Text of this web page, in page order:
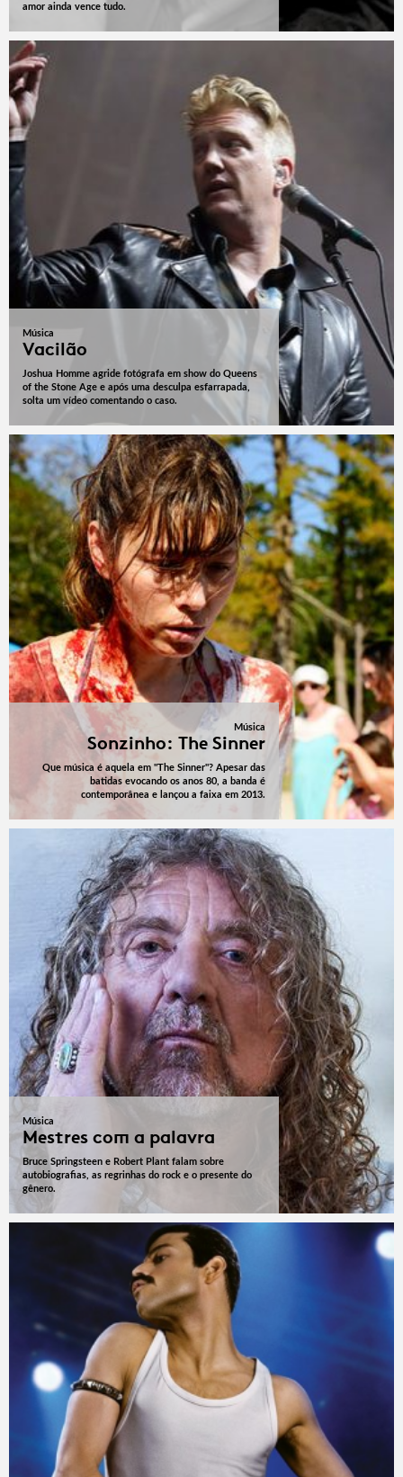
amor ainda vence tudo.
Música
Vacilão
Joshua Homme agride fotógrafa em show do Queens
of the Stone Age e após uma desculpa esfarrapada,
solta um vídeo comentando o caso.
Música
Sonzinho: The Sinner
Que música é aquela em "The Sinner"? Apesar das
batidas evocando os anos 80, a banda é
contemporânea e lançou a faixa em 2013.
Música
Mestres com a palavra
Bruce Springsteen e Robert Plant falam sobre
autobiografias, as regrinhas do rock e o presente do
gênero.